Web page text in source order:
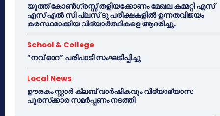
യൂത്ത് കോൺഗ്രസ്സ് തളിയക്കോണം മേഖല കമ്മറ്റി എസ്
എസ് എൽ സി പ്ലസ് ടു പരീക്ഷകളിൽ ഉന്നതവിജയം
കരസ്ഥമാക്കിയ വിദ്യാർത്ഥികളെ ആദരിച്ചു.
School & College
“നവ് ഓറ” പരിപാടി സംഘടിപ്പിച്ചു
Local News
ഊരകം സ്റ്റാർ ക്ലബ് വാർഷികവും വിദ്യാഭ്യാസ
പുരസ്‌ക്കാര സമർപ്പണം നടത്തി